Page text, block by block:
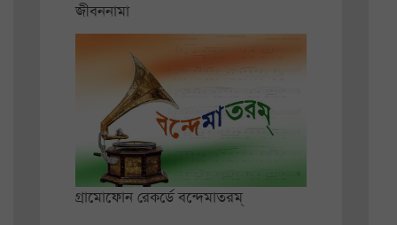
জীবননামা
গ্রামোফোন রেকর্ডে বন্দেমাতরম্